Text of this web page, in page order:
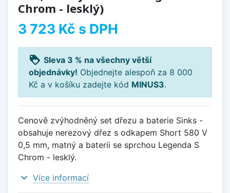
Chrom - lesklý)
3 723 Kč s DPH
loyalty Sleva 3 % na všechny větší
objednávky! Objednejte alespoň za 8 000
Kč a v košíku zadejte kód MINUS3.
Cenově zvýhodněný set dřezu a baterie Sinks -
obsahuje nerezový dřez s odkapem Short 580 V
0,5 mm, matný a baterii se sprchou Legenda S
Chrom - lesklý.
expand_more Více informací